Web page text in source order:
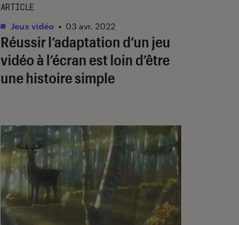
Réussir l’adaptation d’un jeu
vidéo à l’écran est loin d’être
une histoire simple
ARTICLE
Jeux vidéo • 03 avr. 2022